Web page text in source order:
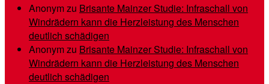
Anonymzu Brisante Mainzer Studie: Infraschall von
Windrädern kann die Herzleistung des Menschen
deutlich schädigen
Anonymzu Brisante Mainzer Studie: Infraschall von
Windrädern kann die Herzleistung des Menschen
deutlich schädigen